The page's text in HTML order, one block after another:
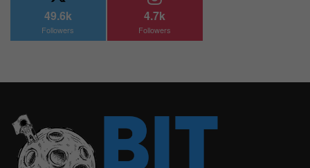
49.6k
Followers
4.7k
Followers